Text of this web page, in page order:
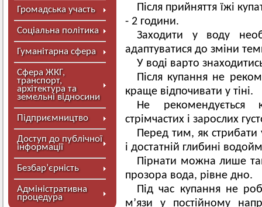
Громадська участь
Соціальна політика
Гуманітарна сфера
Сфера ЖКГ,
транспорт,
архітектура та
земельні відносини
Підприємництво
Доступ до публічної
інформації
Безбар’єрність
Адміністративна
процедура
Після прийняття їжі
- 2 години.
Заходити у воду
адаптуватися до зміни
У воді варто
Після купання не
краще відпочивати у тіні.
Не рекомендується
стрімчастих і зарослих
Перед тим, як стрибати
і достатній глибині
Пірнати можна лише
прозора вода, рівне дно.
Під час купання не
м’язи у постійному